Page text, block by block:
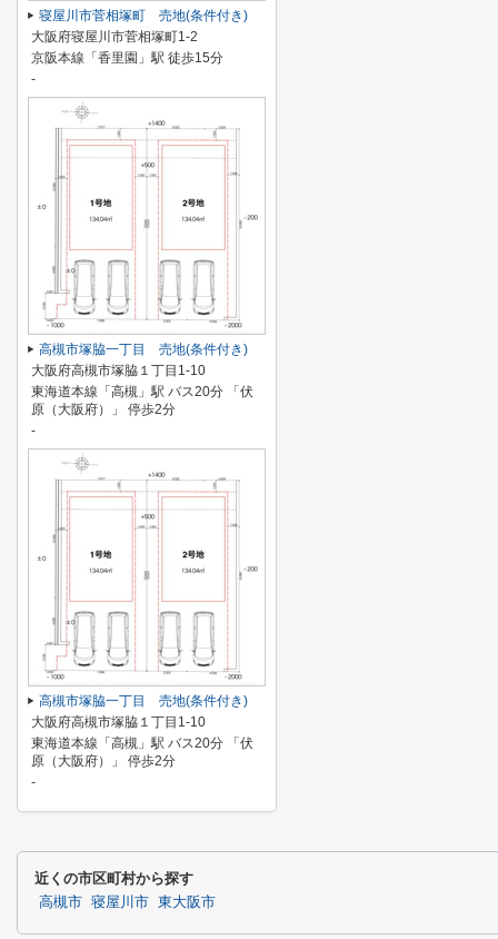
寝屋川市菅相塚町 売地(条件付き)
大阪府寝屋川市菅相塚町1-2
京阪本線「香里園」駅 徒歩15分
-
高槻市塚脇一丁目 売地(条件付き)
大阪府高槻市塚脇１丁目1-10
東海道本線「高槻」駅 バス20分 「伏
原（大阪府）」 停歩2分
-
高槻市塚脇一丁目 売地(条件付き)
大阪府高槻市塚脇１丁目1-10
東海道本線「高槻」駅 バス20分 「伏
原（大阪府）」 停歩2分
-
近くの市区町村から探す
高槻市 寝屋川市 東大阪市